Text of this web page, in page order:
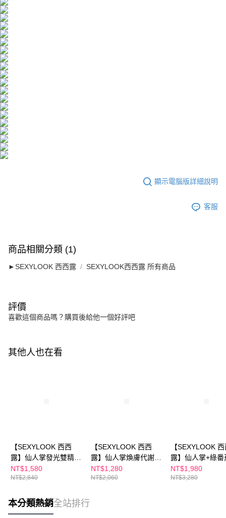
顯示電腦版詳細說明
客服
商品相關分類 (1)
►SEXYLOOK 西西露 SEXYLOOK西西露 所有商品
評價
喜歡這個商品嗎？購買後給他一個好評吧
其他人也在看
【SEXYLOOK 西西
露】仙人掌發光雙精萃
30ml(修修臉雙精華
油)+仙人掌代謝夜光霜
水150ml
NT$1,580
NT$2,840
【SEXYLOOK 西西
露】仙人掌煥膚代謝棉
片(50片/盒)+仙人掌發
光雙精華(30ml)
NT$1,280
NT$2,060
【SEXYLOOK
露】仙人掌+綠番
組(夜光霜
光水150mlx1+仙
NT$1,980
NT$3,280
本分類熱銷全站排行